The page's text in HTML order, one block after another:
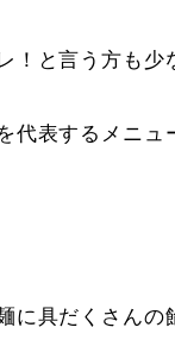
！と言う方も少
代表するメニュ
に具だくさんの